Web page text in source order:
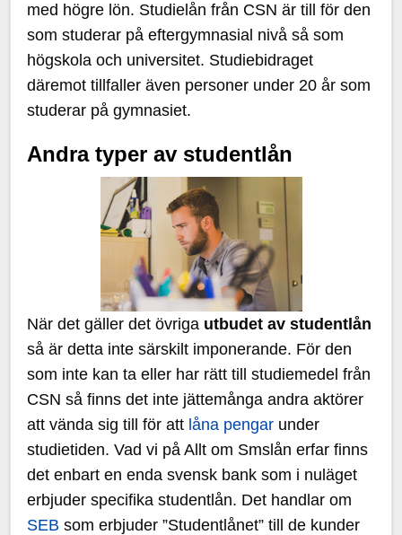
med högre lön. Studielån från CSN är till för den
som studerar på eftergymnasial nivå så som
högskola och universitet. Studiebidraget
däremot tillfaller även personer under 20 år som
studerar på gymnasiet.
Andra typer av studentlån
När det gäller det övriga utbudet av studentlån
så är detta inte särskilt imponerande. För den
som inte kan ta eller har rätt till studiemedel från
CSN så finns det inte jättemånga andra aktörer
att vända sig till för att låna pengar under
studietiden. Vad vi på Allt om Smslån erfar finns
det enbart en enda svensk bank som i nuläget
erbjuder specifika studentlån. Det handlar om
SEB som erbjuder ”Studentlånet” till de kunder